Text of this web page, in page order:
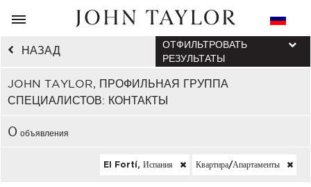
НАЗАД
JOHN TAYLOR, ПРОФИЛЬНАЯ ГРУППА
СПЕЦИАЛИСТОВ: КОНТАКТЫ
ОТФИЛЬТРОВАТЬ
РЕЗУЛЬТАТЫ
0 объявления
El Fortí, Испания Квартира/апартаменты